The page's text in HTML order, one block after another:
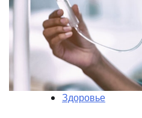
Здоровье